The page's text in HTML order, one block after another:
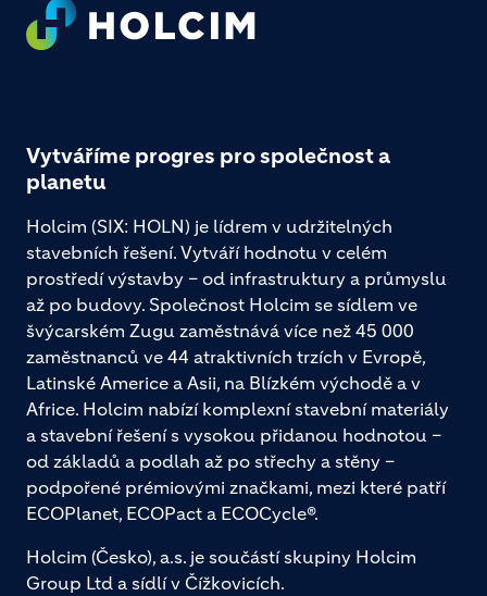
Footer
Vytváříme progres pro společnost a
planetu
Holcim (SIX: HOLN) je lídrem v udržitelných
stavebních řešení. Vytváří hodnotu v celém
prostředí výstavby – od infrastruktury a průmyslu
až po budovy. Společnost Holcim se sídlem ve
švýcarském Zugu zaměstnává více než 45 000
zaměstnanců ve 44 atraktivních trzích v Evropě,
Latinské Americe a Asii, na Blízkém východě a v
Africe. Holcim nabízí komplexní stavební materiály
a stavební řešení s vysokou přidanou hodnotou –
od základů a podlah až po střechy a stěny –
podpořené prémiovými značkami, mezi které patří
ECOPlanet, ECOPact a ECOCycle®.
Holcim (Česko), a.s. je součástí skupiny Holcim
Group Ltd a sídlí v Čížkovicích.